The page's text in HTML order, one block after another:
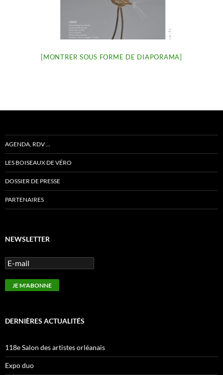
[MONTRER SOUS FORME DE DIAPORAMA]
AGENDA, RDV …
LES BOISEAUX DE VÉRO
DOSSIER DE PRESSE
PARTENAIRES
NEWSLETTER
DERNIÈRES ACTUALITÉS
118e Salon des artistes orléanais
Expo duo